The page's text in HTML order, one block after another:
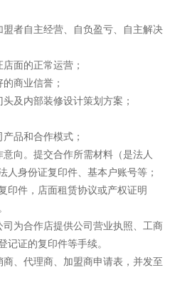
者自主经营、自负盈亏、自主解决
面的正常运营；
商业信誉；
及内部装修设计策划方案；
品和合作模式；
向。提交合作所需材料（是法人
人身份证复印件、基本户账号等；
印件，店面租赁协议或产权证明
为合作店提供公司营业执照、工商
记证的复印件等手续。
、代理商、加盟商申请表，并发至